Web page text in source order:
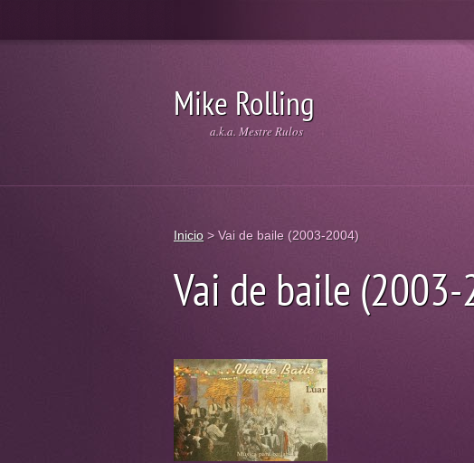
Mike Rolling
a.k.a. Mestre Rulos
Inicio > Vai de baile (2003-2004)
Vai de baile